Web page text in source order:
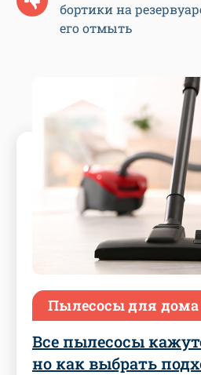
бортики на
его отмыть
Пылесосы для дома
Все пылесосы
но как выбрать